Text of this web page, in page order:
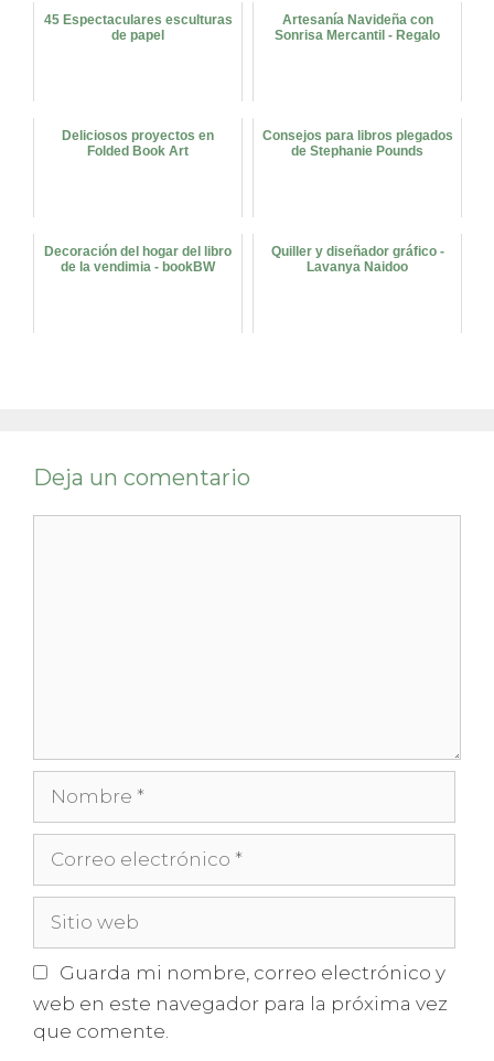
45 Espectaculares esculturas
de papel
Artesanía Navideña con
Sonrisa Mercantil - Regalo
Deliciosos proyectos en
Folded Book Art
Consejos para libros plegados
de Stephanie Pounds
Decoración del hogar del libro
de la vendimia - bookBW
Quiller y diseñador gráfico -
Lavanya Naidoo
Deja un comentario
Nombre
Sitio
Guarda mi nombre, correo electrónico y
web en este navegador para la próxima vez
que comente.